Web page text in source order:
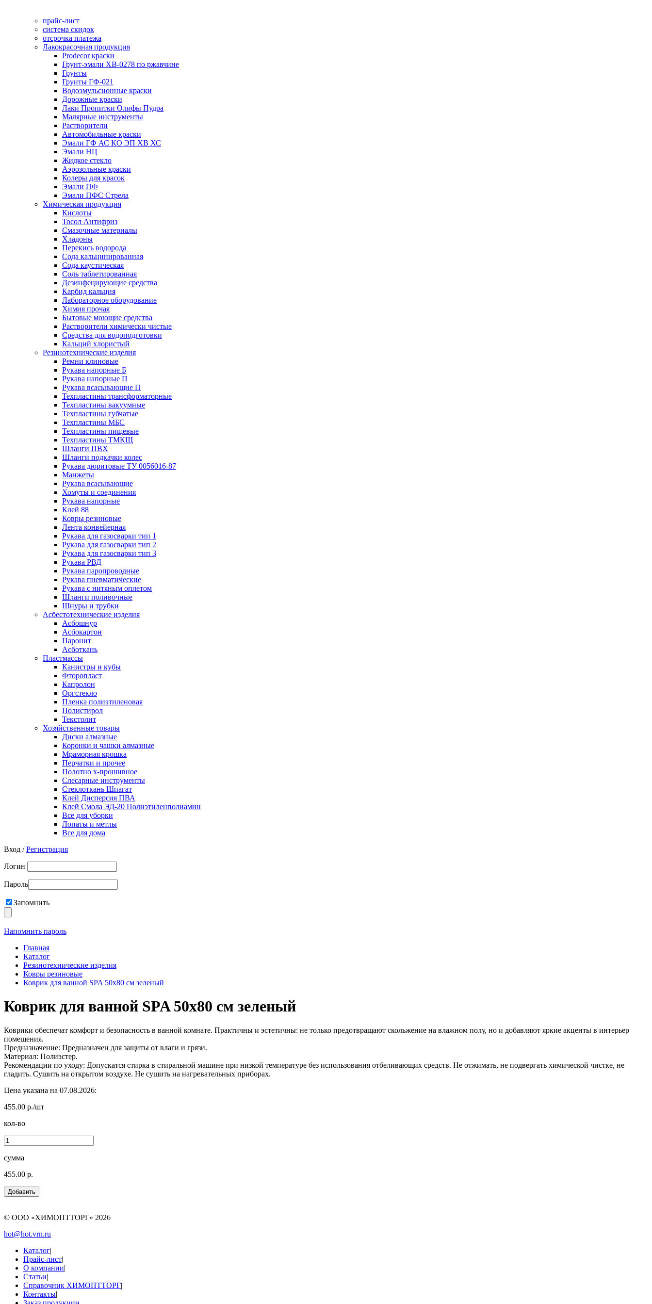
прайс-лист
система скидок
отсрочка платежа
Лакокрасочная продукция
Prodecor краски
Грунт-эмали ХВ-0278 по ржавчине
Грунты
Грунты ГФ-021
Водоэмульсионные краски
Дорожные краски
Лаки Пропитки Олифы Пудра
Малярные инструменты
Растворители
Автомобильные краски
Эмали ГФ АС КО ЭП ХВ ХС
Эмали НЦ
Жидкое стекло
Аэрозольные краски
Колеры для красок
Эмали ПФ
Эмали ПФС Стрела
Химическая продукция
Кислоты
Тосол Антифриз
Смазочные материалы
Хладоны
Перекись водорода
Сода кальцинированная
Сода каустическая
Соль таблетированная
Дезинфецирующие средства
Карбид кальция
Лабораторное оборудование
Химия прочая
Бытовые моющие средства
Растворители химически чистые
Средства для водоподготовки
Кальций хлористый
Резинотехнические изделия
Ремни клиновые
Рукава напорные Б
Рукава напорные П
Рукава всасывающие П
Техпластины трансформаторные
Техпластины вакуумные
Техпластины губчатые
Техпластины МБС
Техпластины пищевые
Техпластины ТМКЩ
Шланги ПВХ
Шланги подкачки колес
Рукава дюритовые ТУ 0056016-87
Манжеты
Рукава всасывающие
Хомуты и соединения
Рукава напорные
Клей 88
Ковры резиновые
Лента конвейерная
Рукава для газосварки тип 1
Рукава для газосварки тип 2
Рукава для газосварки тип 3
Рукава РВД
Рукава паропроводные
Рукава пневматические
Рукава с нитяным оплетом
Шланги поливочные
Шнуры и трубки
Асбестотехнические изделия
Асбошнур
Асбокартон
Паронит
Асботкань
Пластмассы
Канистры и кубы
Фторопласт
Капролон
Оргстекло
Пленка полиэтиленовая
Полистирол
Текстолит
Хозяйственные товары
Диски алмазные
Коронки и чашки алмазные
Мраморная крошка
Перчатки и прочее
Полотно х-прошивное
Слесарные инструменты
Стеклоткань Шпагат
Клей Дисперсия ПВА
Клей Смола ЭД-20 Полиэтиленполиамин
Все для уборки
Лопаты и метлы
Все для дома
Вход /Регистрация
Логин
Пароль
Запомнить
Напомнить пароль
Главная
Каталог
Резинотехнические изделия
Ковры резиновые
Коврик для ванной SPA 50х80 см зеленый
Коврик для ванной SPA 50х80 см зеленый
Коврики обеспечат комфорт и безопасность в ванной комнате. Практичны и эстетичны: не только предотвращают скольжение на влажном полу, но и добавляют яркие акценты в интерьер
помещения.
Предназначение: Предназначен для защиты от влаги и грязи.
Материал: Полиэстер.
Рекомендации по уходу: Допускатся стирка в стиральной машине при низкой температуре без использования отбеливающих средств. Не отжимать, не подвергать химической чистке, не
гладить. Сушить на открытом воздухе. Не сушить на нагревательных приборах.
Цена указана на 07.08.2026:
455.00 р./шт
кол-во
сумма
455.00 р.
© ООО «ХИМОПТТОРГ» 2026
hot@hot.vrn.ru
Каталог|
Прайс-лист|
О компании|
Статьи|
Справочник ХИМОПТТОРГ|
Контакты|